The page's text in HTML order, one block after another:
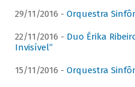
29/11/2016 - Orquestra
22/11/2016 - Duo Érika
Invisível”
15/11/2016 - Orquestra